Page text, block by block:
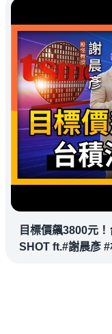
目標價飆3800元
SHOT ft.#謝晨彥